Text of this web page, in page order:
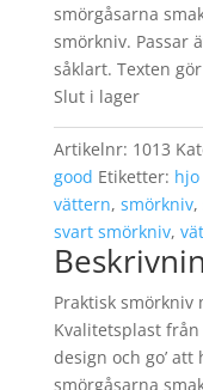
smörgåsarna
smörkniv. Passar
såklart. Texten
Slut i lager
Artikelnr: 1013
good Etiketter:
vättern, smörkniv,
svart smörkniv,
Praktisk smörkniv
Kvalitetsplast
design och go’
smörgåsarna